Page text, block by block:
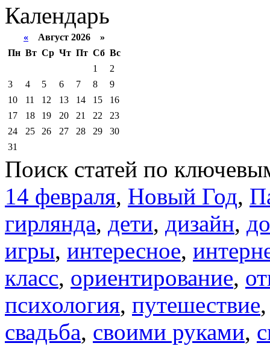
Календарь
« Август 2026 »
Пн Вт Ср Чт Пт Сб Вс
1
2
3
4 5 6 7 8
9
10
11 12 13 14 15
16
17
18 19 20 21 22
23
24
25 26 27 28 29
30
31
Поиск статей по
14 февраля, Новый Год,
гирлянда, дети, дизайн,
игры, интересное,
класс, ориентирование,
психология, путешествие
свадьба, своими руками,